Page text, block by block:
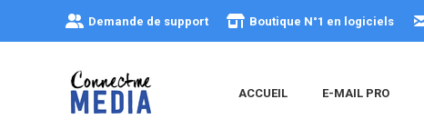
Demande de support Boutique N°1 en logiciels
ACCUEIL E-MAIL PRO